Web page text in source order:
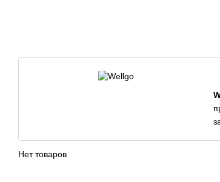
Нет товаров